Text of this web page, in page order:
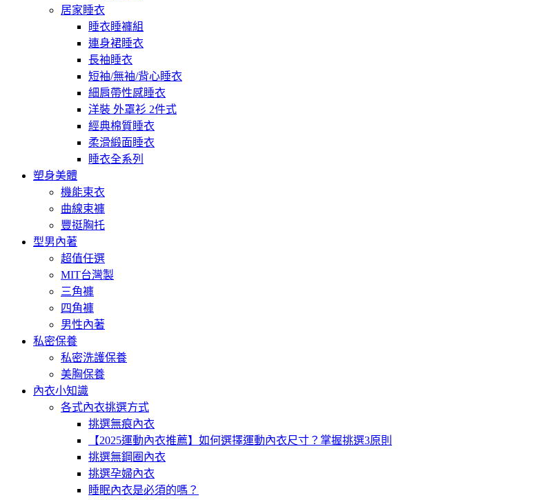
居家睡衣
睡衣睡褲組
連身裙睡衣
長袖睡衣
短袖/無袖/背心睡衣
細肩帶性感睡衣
洋裝 外罩衫 2件式
經典棉質睡衣
柔滑緞面睡衣
睡衣全系列
塑身美體
機能束衣
曲線束褲
豐挺胸托
型男內著
超值任選
MIT台灣製
三角褲
四角褲
男性內著
私密保養
私密洗護保養
美胸保養
內衣小知識
各式內衣挑選方式
挑選無痕內衣
【2025運動內衣推薦】如何選擇運動內衣尺寸？掌握挑選3原則
挑選無鋼圈內衣
挑選孕婦內衣
睡眠內衣是必須的嗎？